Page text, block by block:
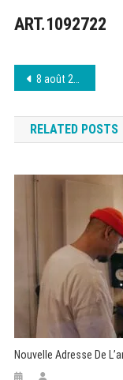
ART.1092722
Navigation
de
l’article
8 août 2026 Wiflix nouvelle adresse officielle
RELATED POSTS
Nouvelle Adresse De